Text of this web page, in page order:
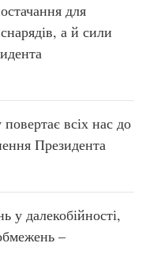
для
а й сили
всіх нас до
Президента
у далекобійності,
–